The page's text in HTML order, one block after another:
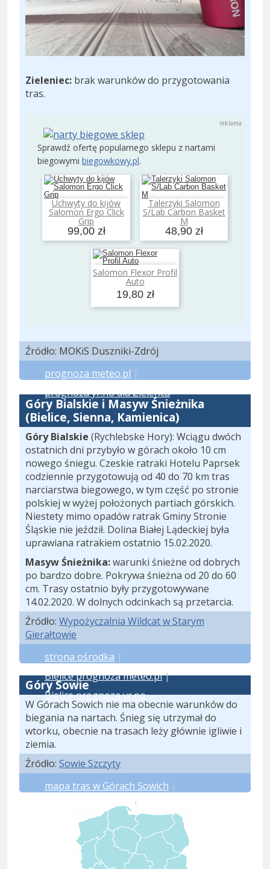
Zieleniec: brak warunków do przygotowania
tras.
Sprawdź ofertę popularnego sklepu z nartami
biegowymi biegowkowy.pl.
Uchwyty do kijów
Salomon Ergo Click
Grip
99,00 zł
Dodaj do koszyka Talerzyki Salomon
S/Lab Carbon Basket
M
48,90 zł
Dodaj do koszyka
Salomon Flexor Profil
Auto
19,80 zł
Dodaj do koszyka
Źródło: MOKiS Duszniki-Zdrój
prognoza meteo.pl |
prognoza yr.no dla Zieleńca
Góry Bialskie i Masyw Śnieżnika
(Bielice, Sienna, Kamienica)
Góry Bialskie (Rychlebske Hory): Wciągu dwóch
ostatnich dni przybyło w górach około 10 cm
nowego śniegu. Czeskie ratraki Hotelu Paprsek
codziennie przygotowują od 40 do 70 km tras
narciarstwa biegowego, w tym część po stronie
polskiej w wyżej położonych partiach górskich.
Niestety mimo opadów ratrak Gminy Stronie
Śląskie nie jeździł. Dolina Białej Lądeckiej była
uprawiana ratrakiem ostatnio 15.02.2020.
Masyw Śnieżnika:warunki śnieżne od dobrych
po bardzo dobre. Pokrywa śnieżna od 20 do 60
cm. Trasy ostatnio były przygotowywane
14.02.2020. W dolnych odcinkach są przetarcia.
Źródło: Wypożyczalnia Wildcat w Starym
Gierałtowie
strona ośrodka |
Bielice prognoza meteo.pl|
Bielice prognoza yr.no
Góry Sowie
W Górach Sowich nie ma obecnie warunków do
biegania na nartach. Śnieg się utrzymał do
wtorku, obecnie na trasach leży głównie igliwie i
ziemia.
Źródło: Sowie Szczyty
mapa tras w Górach Sowich |
prognoza meteo.pl |